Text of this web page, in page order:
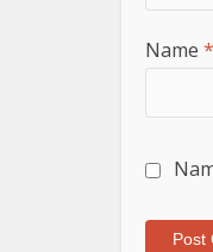
Name *